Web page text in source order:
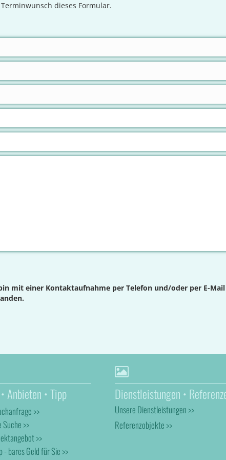
dieses Formular.
mit einer Kontaktaufnahme per Telefon und/oder per E-
Anbieten • Tipp
>>
Suche >>
>>
- bares Geld für Sie >>
Dienstleistungen •
Unsere Dienstleistungen >>
Referenzobjekte >>